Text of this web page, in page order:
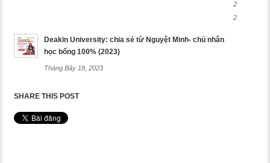
26,
2025
Deakin University: chia sẻ từ Nguyệt Minh- chủ nhân
học bổng 100% (2023)
Tháng Bảy 18, 2023
SHARE THIS POST